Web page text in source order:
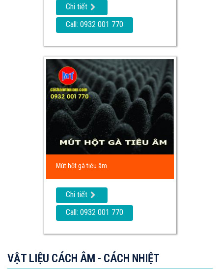
Chi tiết
Call: 0932 001 770
Mút hột gà tiêu âm
Chi tiết
Call: 0932 001 770
VẬT LIỆU CÁCH ÂM - CÁCH NHIỆT